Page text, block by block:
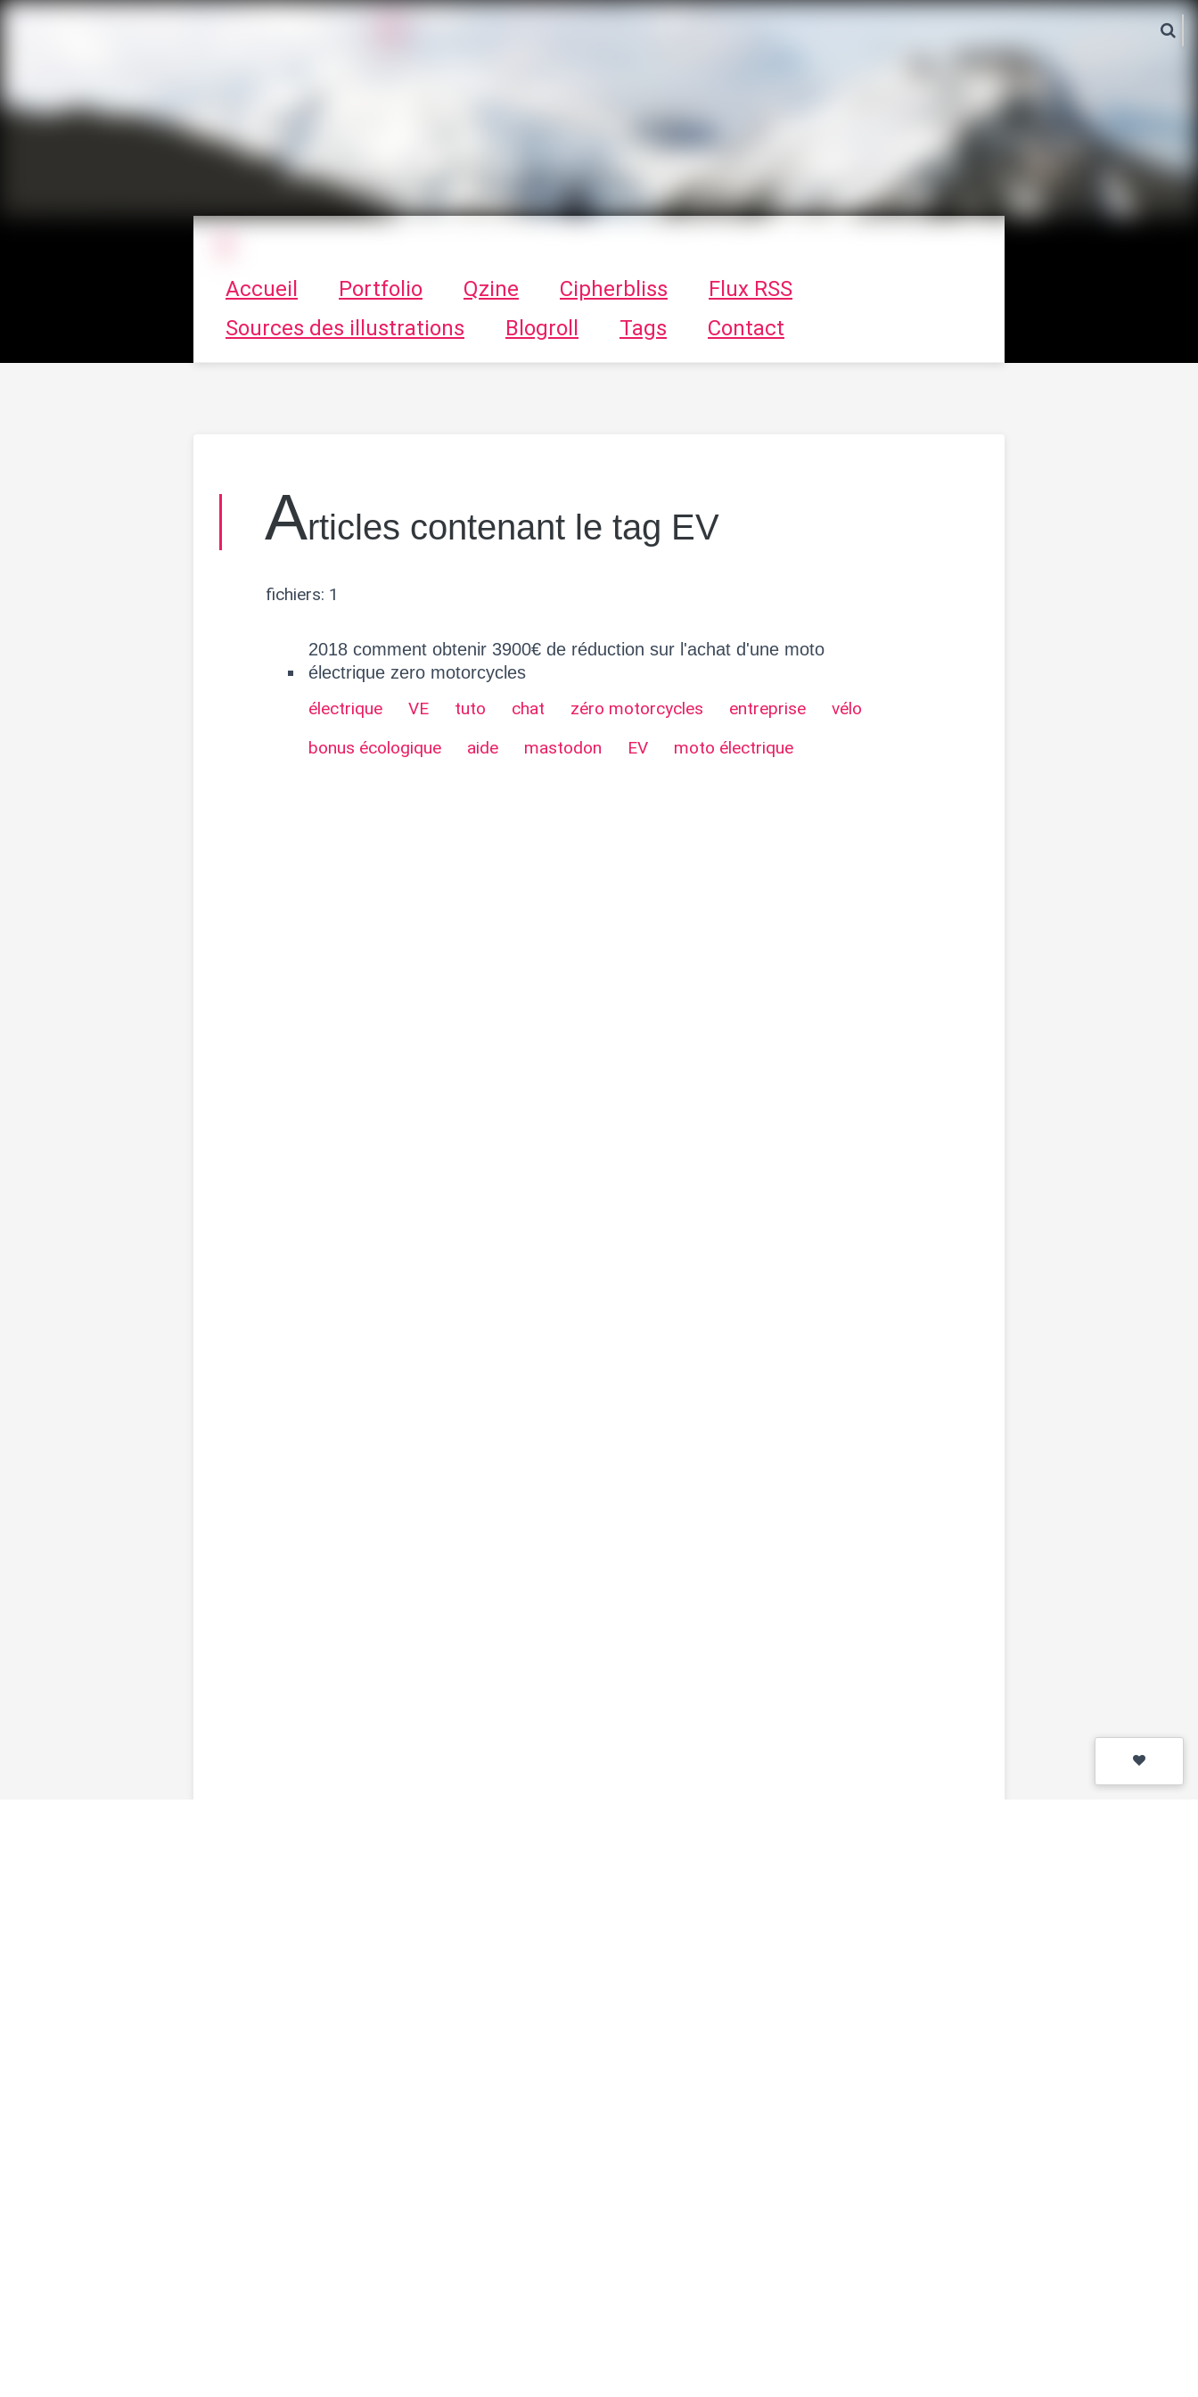
Tykayn Blog
Le vortex à chats - Illustrations, trucs en tout genre par Tykayn
Accueil Portfolio Qzine Cipherbliss
Flux RSS
Sources des illustrations
Blogroll Tags Contact
Articles contenant le tag EV
fichiers: 1
2018 comment obtenir 3900€ de réduction sur l'achat d'une moto
électrique zero motorcycles
électrique VE tuto chat zéro motorcycles entreprise
vélo
bonus écologique
aide mastodon EV moto électrique